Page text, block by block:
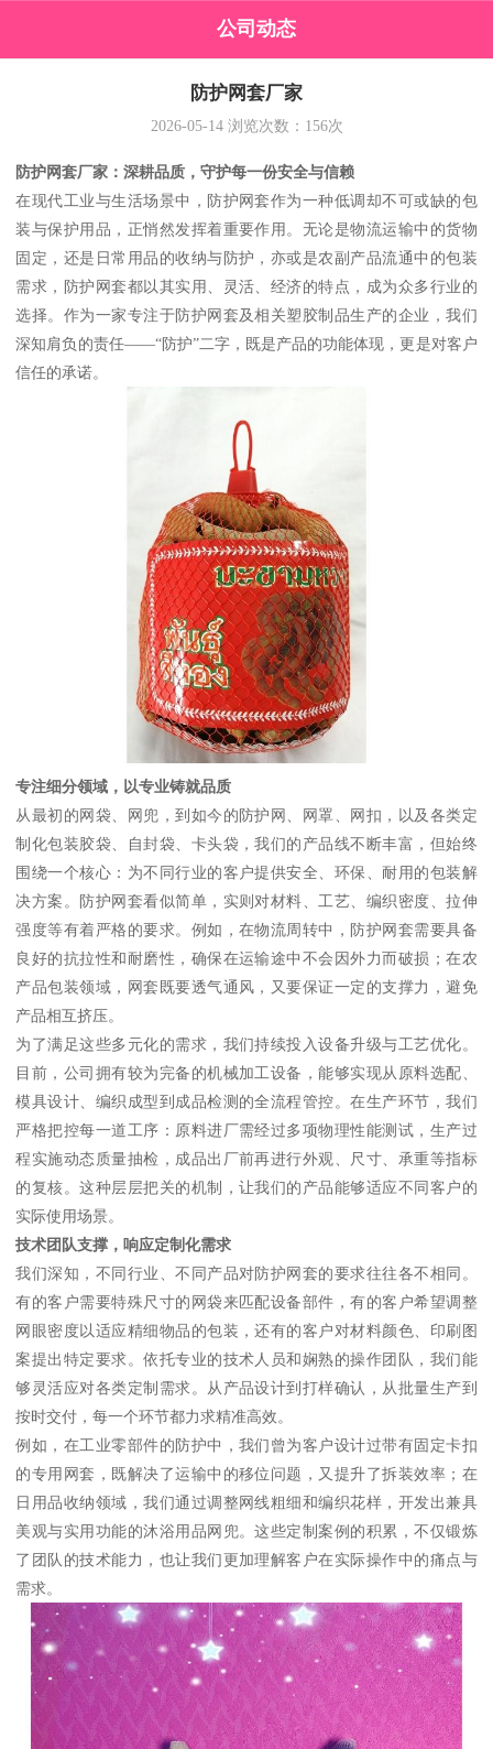
公司动态
防护网套厂家
2026-05-14浏览次数： 156次
防护网套厂家：深耕品质，守护每一份安全与信赖
在现代工业与生活场景中，防护网套作为一种低调却不可或缺的包
装与保护用品，正悄然发挥着重要作用。无论是物流运输中的货物
固定，还是日常用品的收纳与防护，亦或是农副产品流通中的包装
需求，防护网套都以其实用、灵活、经济的特点，成为众多行业的
选择。作为一家专注于防护网套及相关塑胶制品生产的企业，我们
深知肩负的责任——“防护”二字，既是产品的功能体现，更是对客户
信任的承诺。
专注细分领域，以专业铸就品质
从最初的网袋、网兜，到如今的防护网、网罩、网扣，以及各类定
制化包装胶袋、自封袋、卡头袋，我们的产品线不断丰富，但始终
围绕一个核心：为不同行业的客户提供安全、环保、耐用的包装解
决方案。防护网套看似简单，实则对材料、工艺、编织密度、拉伸
强度等有着严格的要求。例如，在物流周转中，防护网套需要具备
良好的抗拉性和耐磨性，确保在运输途中不会因外力而破损；在农
产品包装领域，网套既要透气通风，又要保证一定的支撑力，避免
产品相互挤压。
为了满足这些多元化的需求，我们持续投入设备升级与工艺优化。
目前，公司拥有较为完备的机械加工设备，能够实现从原料选配、
模具设计、编织成型到成品检测的全流程管控。在生产环节，我们
严格把控每一道工序：原料进厂需经过多项物理性能测试，生产过
程实施动态质量抽检，成品出厂前再进行外观、尺寸、承重等指标
的复核。这种层层把关的机制，让我们的产品能够适应不同客户的
实际使用场景。
技术团队支撑，响应定制化需求
我们深知，不同行业、不同产品对防护网套的要求往往各不相同。
有的客户需要特殊尺寸的网袋来匹配设备部件，有的客户希望调整
网眼密度以适应精细物品的包装，还有的客户对材料颜色、印刷图
案提出特定要求。依托专业的技术人员和娴熟的操作团队，我们能
够灵活应对各类定制需求。从产品设计到打样确认，从批量生产到
按时交付，每一个环节都力求精准高效。
例如，在工业零部件的防护中，我们曾为客户设计过带有固定卡扣
的专用网套，既解决了运输中的移位问题，又提升了拆装效率；在
日用品收纳领域，我们通过调整网线粗细和编织花样，开发出兼具
美观与实用功能的沐浴用品网兜。这些定制案例的积累，不仅锻炼
了团队的技术能力，也让我们更加理解客户在实际操作中的痛点与
需求。